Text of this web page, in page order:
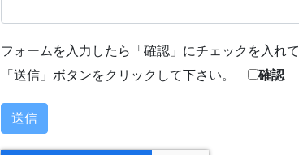
フォームを入力したら「確認」にチェックを入れて
「送信」ボタンをクリックして下さい。
確認